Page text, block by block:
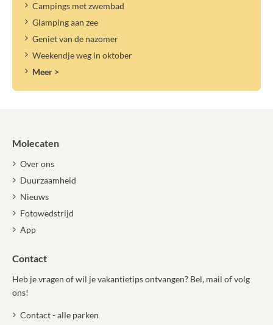
Campings met zwembad
Glamping aan zee
Geniet van de nazomer
Weekendje weg in oktober
Meer >
Molecaten
Over ons
Duurzaamheid
Nieuws
Fotowedstrijd
App
Contact
Heb je vragen of wil je vakantietips ontvangen? Bel, mail of volg
ons!
Contact - alle parken